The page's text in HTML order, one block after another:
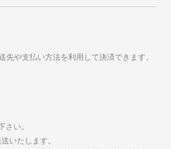
先や支払い方法を利用して決済できます。
さい。
いたします。